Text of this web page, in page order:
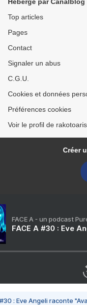
Top articles
Pages
Contact
Signaler un abus
C.G.U.
Cookies et données
Préférences cookies
Voir le profil de
Créer
FACE A - un podcast
FACE A #30 : Eve
#30 : Eve Angeli raconte